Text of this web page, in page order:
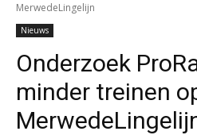
MerwedeLingelijn
Nieuws
Onderzoek
minder treinen